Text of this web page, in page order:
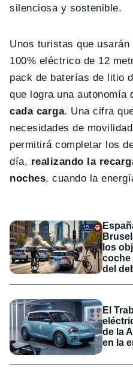
silenciosa y sostenible.
Unos turistas que
100% eléctrico de 12
pack de baterías de litio
que logra una autonomía
cada carga. Una cifra
necesidades de
permitirá completar los
día, realizando la
noches, cuando la
los
coche
del
El
de la
en la